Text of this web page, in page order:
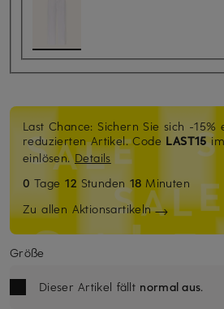
Last Chance: Sichern Sie sich -15%
reduzierten Artikel. Code LAST15im
einlösen.Details
0 Tage12 Stunden 18 Minuten
Zu allen Aktionsartikeln
Größe
Dieser Artikel fällt normal aus.